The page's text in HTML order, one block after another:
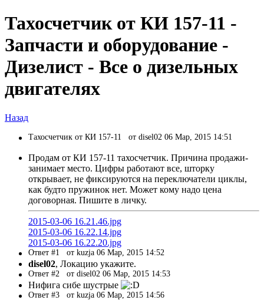
Тахосчетчик от КИ 157-11 -
Запчасти и оборудование -
Дизелист - Все о дизельных
двигателях
Назад
Тахосчетчик от КИ 157-11 от disel02 06 Мар, 2015 14:51
Продам от КИ 157-11 тахосчетчик. Причина продажи-
занимает место. Цифры работают все, шторку
открывает, не фиксируются на переключатели циклы,
как будто пружинок нет. Может кому надо цена
договорная. Пишите в личку.
2015-03-06 16.21.46.jpg
2015-03-06 16.22.14.jpg
2015-03-06 16.22.20.jpg
Ответ #1 от kuzja 06 Мар, 2015 14:52
disel02, Локацию укажите.
Ответ #2 от disel02 06 Мар, 2015 14:53
Нифига сибе шустрые
Ответ #3 от kuzja 06 Мар, 2015 14:56